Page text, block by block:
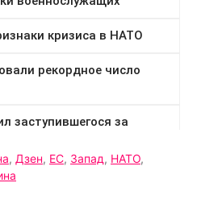
, Дзен, ЕС, Запад, НАТО,